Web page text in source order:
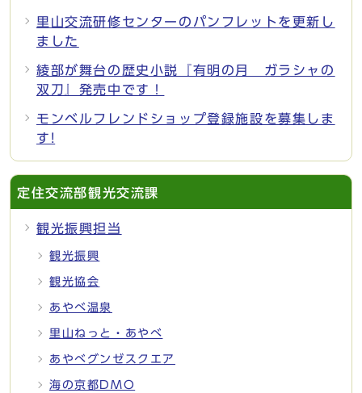
里山交流研修センターのパンフレットを更新し
ました
綾部が舞台の歴史小説『有明の月 ガラシャの
双刀』発売中です！
モンベルフレンドショップ登録施設を募集しま
す!
定住交流部観光交流課
観光振興担当
観光振興
観光協会
あやべ温泉
里山ねっと・あやべ
あやべグンゼスクエア
海の京都DMO